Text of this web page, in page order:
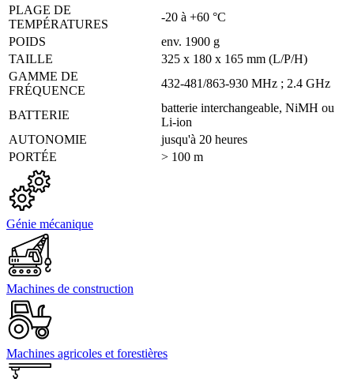
PLAGE DE
TEMPÉRATURES
-20 à +60 °C
POIDS
env. 1900 g
TAILLE
325 x 180 x 165 mm (L/P/H)
GAMME DE
FRÉQUENCE
432-481/863-930 MHz ; 2.4 GHz
BATTERIE
batterie interchangeable, NiMH ou
Li-ion
AUTONOMIE
jusqu'à 20 heures
PORTÉE
> 100 m
Génie mécanique
Machines de construction
Machines agricoles et forestières